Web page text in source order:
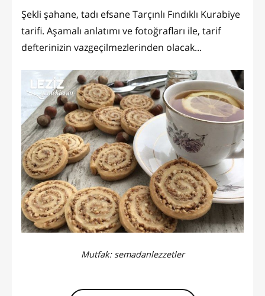
Şekli şahane, tadı efsane Tarçınlı Fındıklı Kurabiye
tarifi. Aşamalı anlatımı ve fotoğrafları ile, tarif
defterinizin vazgeçilmezlerinden olacak...
Mutfak: semadanlezzetler